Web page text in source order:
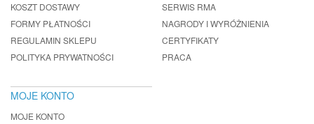
KOSZT DOSTAWY
FORMY PŁATNOŚCI
REGULAMIN SKLEPU
POLITYKA PRYWATNOŚCI
SERWIS RMA
NAGRODY I WYRÓŻNIENIA
CERTYFIKATY
PRACA
MOJE KONTO
MOJE KONTO